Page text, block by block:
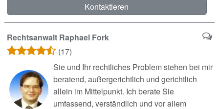
Kontaktieren
Rechtsanwalt Raphael Fork
(17)
Sie und Ihr rechtliches Problem stehen bei mir
beratend, außergerichtlich und gerichtlich
allein im Mittelpunkt. Ich berate Sie
umfassend, verständlich und vor allem